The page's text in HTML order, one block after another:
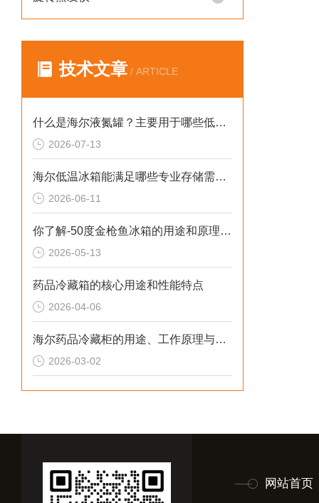
技术文章 / ARTICLE
什么是海尔液氮罐？主要用于哪些低温存储场景？
2026-07-13
海尔低温冰箱能满足哪些专业存储需求？
2026-06-11
你了解-50度金枪鱼冰箱的用途和原理吗？
2026-05-13
药品冷藏箱的核心用途和性能特点
2026-04-06
海尔药品冷藏柜的用途、工作原理与使用注意事项
2026-03-02
网站首页